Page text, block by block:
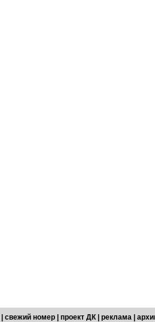
свежий номер проект ДК реклама